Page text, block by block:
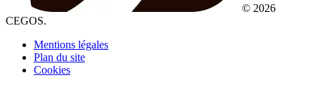
© 2026
CEGOS.
Mentions légales
Plan du site
Cookies